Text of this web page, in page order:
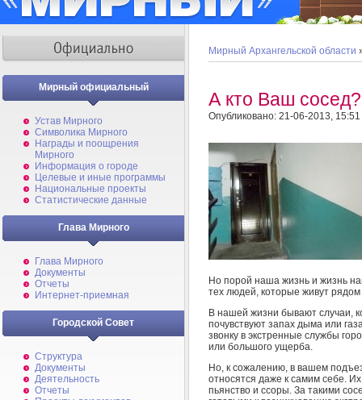
Мирный официальный
Устав Мирного
Символика Мирного
Награды и поощрения
Мирного
Информация о городе
Целевые и иные программы
Национальные проекты
Статистические данные
Глава Мирного
Глава Мирного
Документы
Отчеты
Интернет-приемная
Городской Совет
Структура
Документы
Деятельность
Отчеты
Мирный Архангельской области
А кто Ваш сосед?
Опубликовано: 21-06-2013, 15:51
Но порой наша жизнь и жизнь
тех людей, которые живут
В нашей жизни бывают случаи,
почувствуют запах дыма или
звонку в экстренные службы
или большого ущерба.
Но, к сожалению, в вашем
относятся даже к самим себе.
пьянство и ссоры. За такими